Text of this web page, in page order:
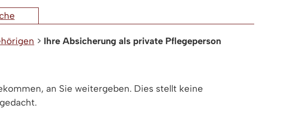
> Ihre Absicherung als private Pflegeperson
an Sie weitergeben. Dies stellt keine